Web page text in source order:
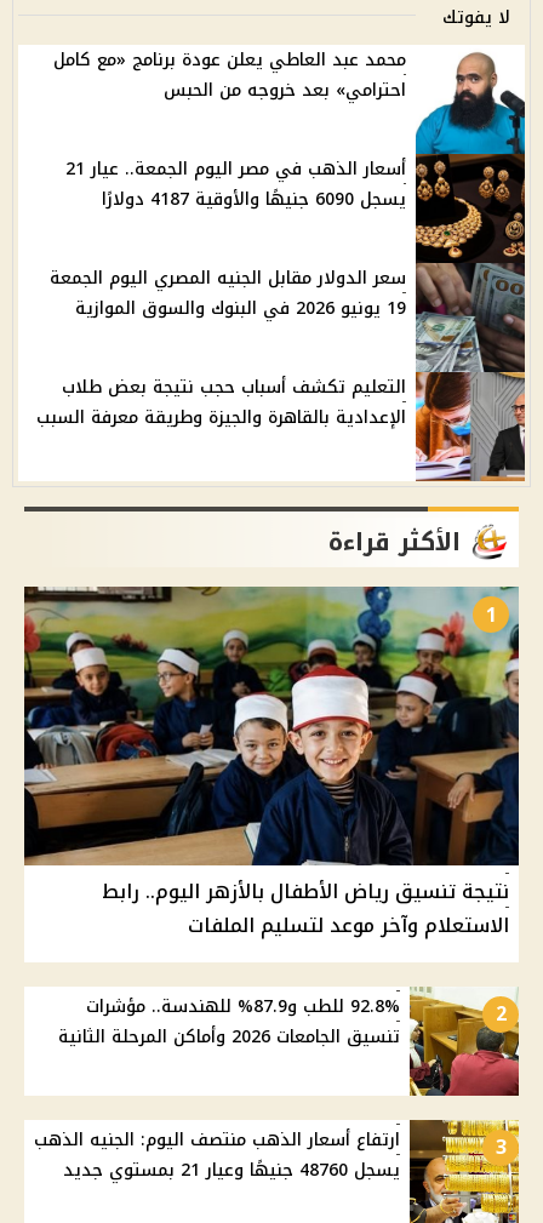
لا يفوتك
محمد عبد العاطي يعلن عودة برنامج «مع كامل
احترامي» بعد خروجه من الحبس
أسعار الذهب في مصر اليوم الجمعة.. عيار 21
يسجل 6090 جنيهًا والأوقية 4187 دولارًا
سعر الدولار مقابل الجنيه المصري اليوم الجمعة
19 يونيو 2026 في البنوك والسوق الموازية
التعليم تكشف أسباب حجب نتيجة بعض طلاب
الإعدادية بالقاهرة والجيزة وطريقة معرفة السبب
الأكثر قراءة
1
نتيجة تنسيق رياض الأطفال بالأزهر اليوم.. رابط
الاستعلام وآخر موعد لتسليم الملفات
2
92.8% للطب و87.9% للهندسة.. مؤشرات
تنسيق الجامعات 2026 وأماكن المرحلة الثانية
3
ارتفاع أسعار الذهب منتصف اليوم: الجنيه الذهب
يسجل 48760 جنيهًا وعيار 21 بمستوي جديد